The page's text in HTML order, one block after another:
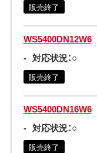
販売終了
WS5400DN12W6
- 対応状況：○
販売終了
WS5400DN16W6
- 対応状況：○
販売終了